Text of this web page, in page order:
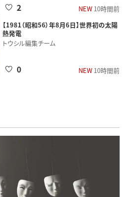
NEW10時間前
2
【1981（昭和56）年8月6日】世界初の太陽
熱発電
トウシル編集チーム
NEW10時間前
0